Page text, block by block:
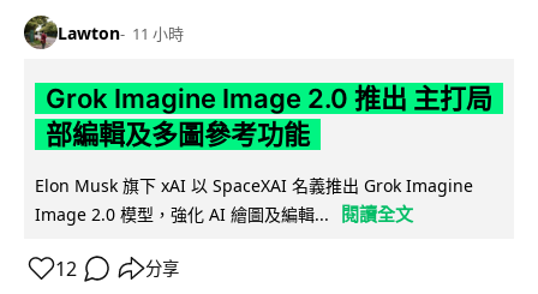
Lawton 11 小時
Grok Imagine Image 2.0 推出 主打局
部編輯及多圖參考功能
Elon Musk 旗下 xAI 以 SpaceXAI 名義推出 Grok Imagine
Image 2.0 模型，強化 AI 繪圖及編輯...
閱讀全文
12 分享